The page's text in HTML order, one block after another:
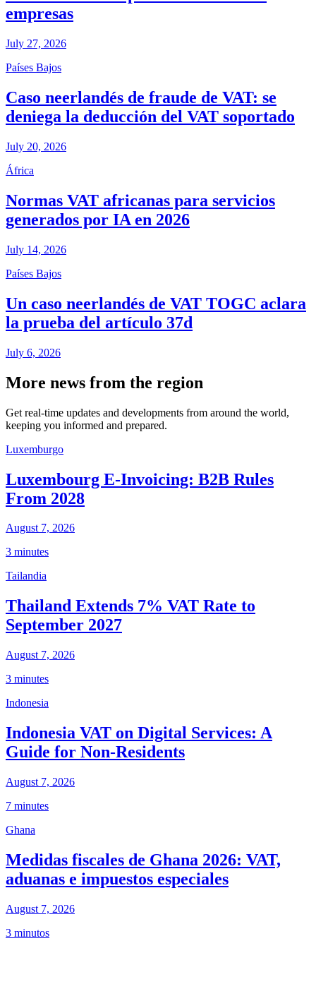
empresas
July 27, 2026
Países Bajos
Caso neerlandés de fraude de VAT: se
deniega la deducción del VAT soportado
July 20, 2026
África
Normas VAT africanas para servicios
generados por IA en 2026
July 14, 2026
Países Bajos
Un caso neerlandés de VAT TOGC aclara
la prueba del artículo 37d
July 6, 2026
More news from the region
Get real-time updates and developments from around the world,
keeping you informed and prepared.
Luxemburgo
Luxembourg E-Invoicing: B2B Rules
From 2028
August 7, 2026
3 minutes
Tailandia
Thailand Extends 7% VAT Rate to
September 2027
August 7, 2026
3 minutes
Indonesia
Indonesia VAT on Digital Services: A
Guide for Non-Residents
August 7, 2026
7 minutes
Ghana
Medidas fiscales de Ghana 2026: VAT,
aduanas e impuestos especiales
August 7, 2026
3 minutos